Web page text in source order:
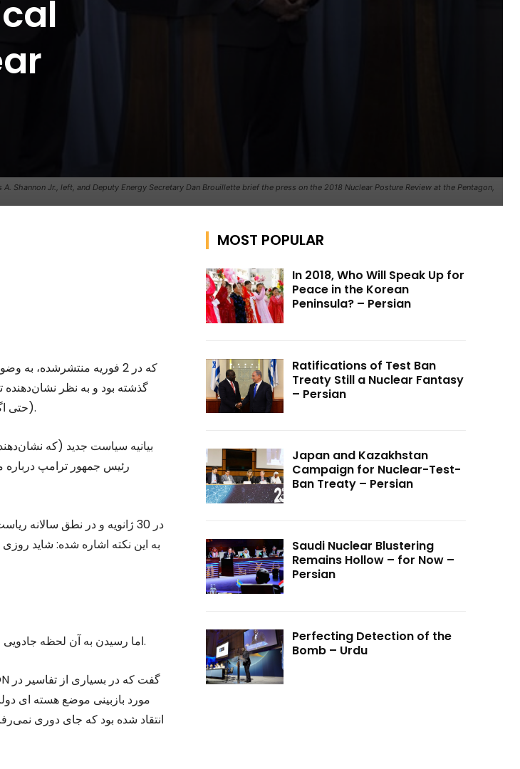
Jr., left, and Deputy Energy Secretary Dan Brouillette brief the press on the 2018 Nuclear Posture Review at the Pentagon,
گذشته بود و به نظر
(حتی اگر امریکا هدف «حمله‌های مهم استراتژیک غیرهسته‌ای باشد» مثل حمله‌های سایبری).
رئیس جمهور ترامپ درباره
در 30 ژانویه و در نطق
به این نکته اشاره ‌شده: شاید
اما رسیدن به آن لحظه جادویی به نظر سخت می‌رسد یا حداکثر یک فانتزی سیاسی است به خصوص در دولت ترامپ.
مورد بازبینی موضع هسته ای
انتقاد شده بود که جای دوری
MOST POPULAR
In 2018, Who Will Speak Up for
Peace in the Korean
Peninsula? – Persian
Ratifications of Test Ban
Treaty Still a Nuclear Fantasy
– Persian
Japan and Kazakhstan
Campaign for Nuclear-Test-
Ban Treaty – Persian
Saudi Nuclear Blustering
Remains Hollow – for Now –
Persian
Perfecting Detection of the
Bomb – Urdu